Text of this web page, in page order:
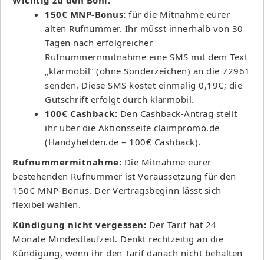
150€ MNP-Bonus: für die Mitnahme eurer
alten Rufnummer. Ihr müsst innerhalb von 30
Tagen nach erfolgreicher
Rufnummernmitnahme eine SMS mit dem Text
„klarmobil“ (ohne Sonderzeichen) an die 72961
senden. Diese SMS kostet einmalig 0,19€; die
Gutschrift erfolgt durch klarmobil.
100€ Cashback: Den Cashback-Antrag stellt
ihr über die Aktionsseite claimpromo.de
(Handyhelden.de – 100€ Cashback).
Rufnummermitnahme: Die Mitnahme eurer
bestehenden Rufnummer ist Voraussetzung für den
150€ MNP-Bonus. Der Vertragsbeginn lässt sich
flexibel wählen.
Kündigung nicht vergessen: Der Tarif hat 24
Monate Mindestlaufzeit. Denkt rechtzeitig an die
Kündigung, wenn ihr den Tarif danach nicht behalten